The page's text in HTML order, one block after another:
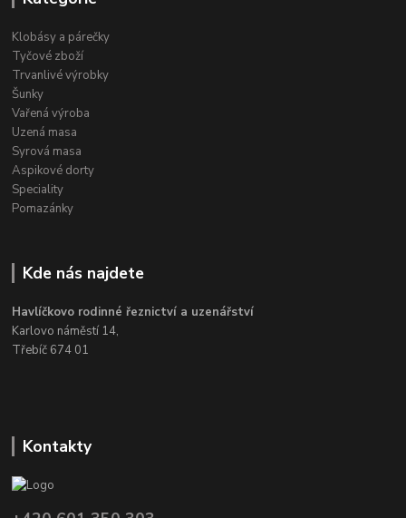
Klobásy a párečky
Tyčové zboží
Trvanlivé výrobky
Šunky
Vařená výroba
Uzená masa
Syrová masa
Aspikové dorty
Speciality
Pomazánky
Kde nás najdete
Havlíčkovo rodinné řeznictví a uzenářství
Karlovo náměstí 14,
Třebíč 674 01
Kontakty